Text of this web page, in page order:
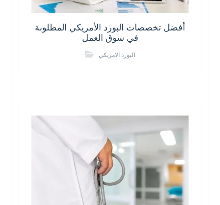
أفضل تخصصات البورد الأمريكي المطلوبة
في سوق العمل
البورد الامريكي